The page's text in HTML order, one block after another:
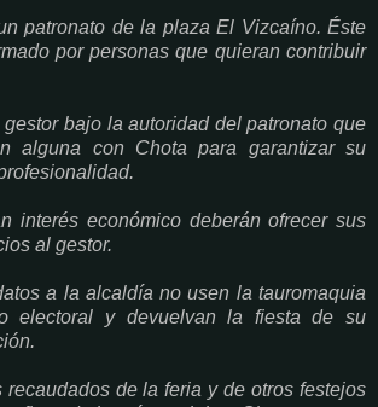
patronato de la plaza El Vizcaíno. Éste
por personas que quieran contribuir
bajo la autoridad del patronato que
alguna con Chota para garantizar su
interés económico deberán ofrecer sus
al gestor.
a la alcaldía no usen la tauromaquia
electoral y devuelvan la fiesta de su
recaudados de la feria y de otros festejos